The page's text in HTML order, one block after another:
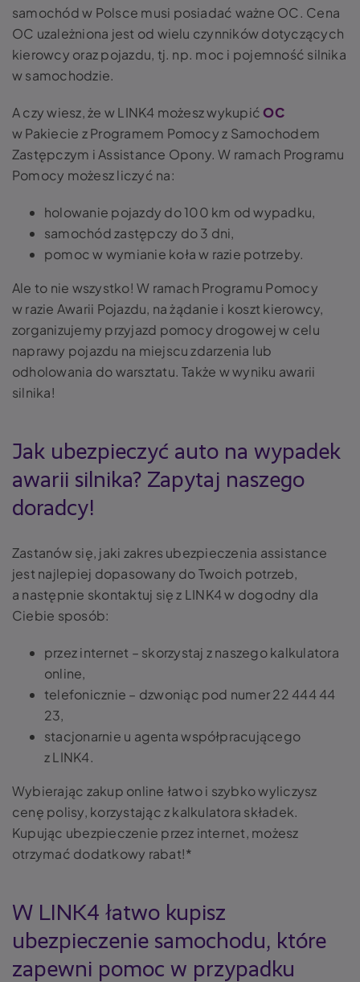
samochód w Polsce musi posiadać ważne OC. Cena
OC uzależniona jest od wielu czynników dotyczących
kierowcy oraz pojazdu, tj. np. moc i pojemność silnika
w samochodzie.
A czy wiesz, że w LINK4 możesz wykupićOC
w Pakiecie z Programem Pomocy z Samochodem
Zastępczym i Assistance Opony. W ramach Programu
Pomocy możesz liczyć na:
holowanie pojazdy do 100 km od wypadku,
samochód zastępczy do 3 dni,
pomoc w wymianie koła w razie potrzeby.
Ale to nie wszystko! W ramach Programu Pomocy
w razie Awarii Pojazdu, na żądanie i koszt kierowcy,
zorganizujemy przyjazd pomocy drogowej w celu
naprawy pojazdu na miejscu zdarzenia lub
odholowania do warsztatu. Także w wyniku awarii
silnika!
Jak ubezpieczyć auto na wypadek
awarii silnika? Zapytaj naszego
doradcy!
Zastanów się, jaki zakres ubezpieczenia assistance
jest najlepiej dopasowany do Twoich potrzeb,
a następnie skontaktuj się z LINK4 w dogodny dla
Ciebie sposób:
przez internet – skorzystaj z naszego kalkulatora
online,
telefonicznie – dzwoniąc pod numer 22 444 44
23,
stacjonarnie u agenta współpracującego
z LINK4.
Wybierając zakup online łatwo i szybko wyliczysz
cenę polisy, korzystając z kalkulatora składek.
Kupując ubezpieczenie przez internet, możesz
otrzymać dodatkowy rabat!*
W LINK4 łatwo kupisz
ubezpieczenie samochodu, które
zapewni pomoc w przypadku